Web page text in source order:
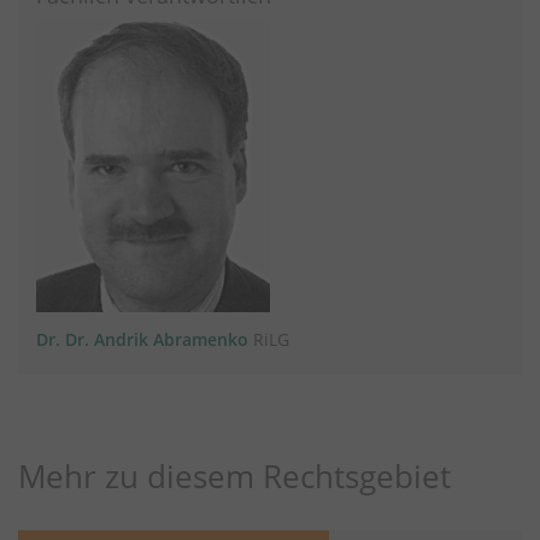
Dr. Dr. Andrik Abramenko RiLG
Mehr zu diesem Rechtsgebiet